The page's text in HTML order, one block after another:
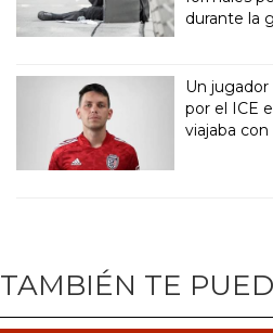
durante la
Un
por el ICE
viajaba
TAMBIÉN TE